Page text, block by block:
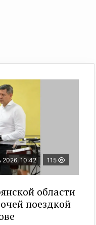
10:42 115
области
поездкой